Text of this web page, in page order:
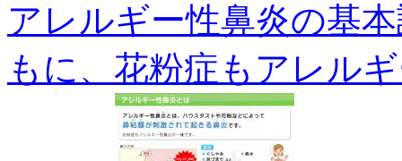
アレルギー性鼻炎の基
もに、花粉症もアレル